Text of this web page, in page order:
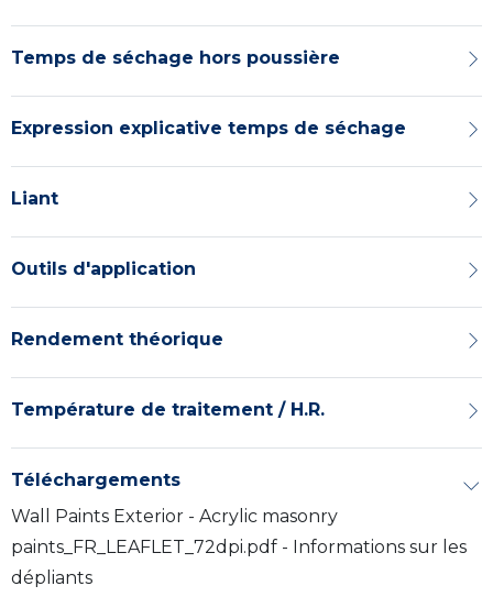
Temps de séchage hors poussière
Expression explicative temps de séchage
Liant
Outils d'application
Rendement théorique
Température de traitement / H.R.
Téléchargements
Wall Paints Exterior - Acrylic masonry
paints_FR_LEAFLET_72dpi.pdf - Informations sur les
dépliants